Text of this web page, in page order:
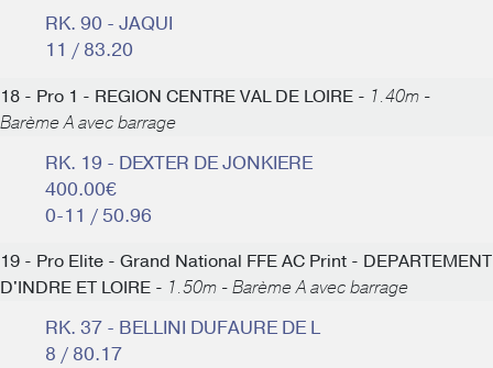
RK. 90 - JAQUI
11 / 83.20
18 - Pro 1 - REGION CENTRE VAL DE LOIRE - 1.40m -
Barème A avec barrage
RK. 19 - DEXTER DE JONKIERE
400.00€
0-11 / 50.96
19 - Pro Elite - Grand National FFE AC Print - DEPARTEMENT
D'INDRE ET LOIRE - 1.50m - Barème A avec barrage
RK. 37 - BELLINI DUFAURE DE L
8 / 80.17